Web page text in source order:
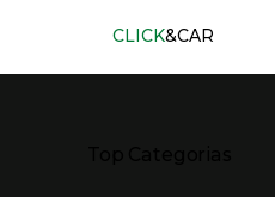
CLICK&CAR